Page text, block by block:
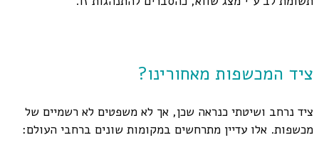
ציד המכשפות מאחורינו?
ציד נרחב ושיטתי כנראה שכן, אך לא משפטים לא רשמיים של
מכשפות. אלו עדיין מתרחשים במקומות שונים ברחבי העולם: